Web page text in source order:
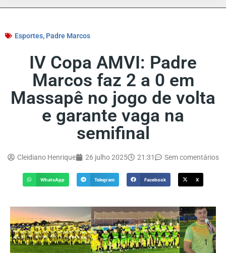
Esportes, Padre Marcos
IV Copa AMVI: Padre
Marcos faz 2 a 0 em
Massapê no jogo de volta
e garante vaga na
semifinal
Cleidiano Henrique 26 julho 2025 21:31 Sem comentários
WhatsApp Telegram Facebook X